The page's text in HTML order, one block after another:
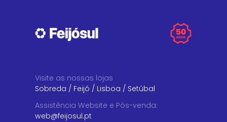
Visite as nossas lojas
Sobreda / Feijó / Lisboa / Setúbal
Assistência Website e Pós-venda:
web@feijosul.pt